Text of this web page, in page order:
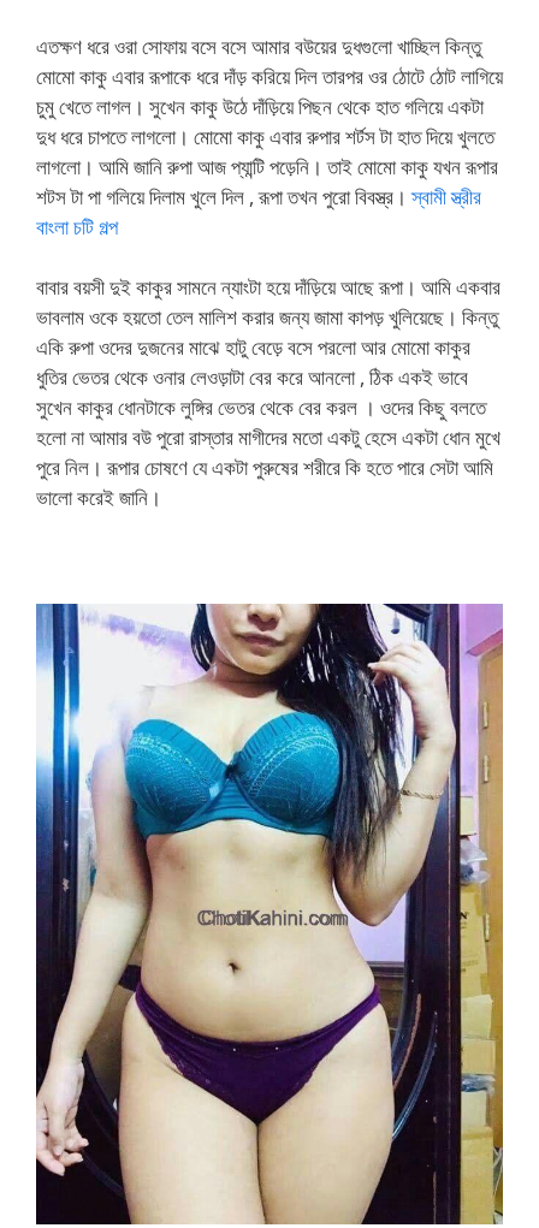
এতক্ষণ ধরে ওরা সোফায় বসে বসে আমার বউয়ের দুধগুলো খাচ্ছিল কিন্তু
মোমো কাকু এবার রূপাকে ধরে দাঁড় করিয়ে দিল তারপর ওর ঠোটে ঠোট লাগিয়ে
চুমু খেতে লাগল। সুখেন কাকু উঠে দাঁড়িয়ে পিছন থেকে হাত গলিয়ে একটা
দুধ ধরে চাপতে লাগলো। মোমো কাকু এবার রুপার শর্টস টা হাত দিয়ে খুলতে
লাগলো। আমি জানি রুপা আজ প্যান্টি পড়েনি। তাই মোমো কাকু যখন রূপার
শটস টা পা গলিয়ে দিলাম খুলে দিল , রূপা তখন পুরো বিবস্ত্র।স্বামী স্ত্রীর
বাংলা চটি গল্প
বাবার বয়সী দুই কাকুর সামনে ন্যাংটা হয়ে দাঁড়িয়ে আছে রূপা। আমি একবার
ভাবলাম ওকে হয়তো তেল মালিশ করার জন্য জামা কাপড় খুলিয়েছে। কিন্তু
একি রুপা ওদের দুজনের মাঝে হাটু বেড়ে বসে পরলো আর মোমো কাকুর
ধুতির ভেতর থেকে ওনার লেওড়াটা বের করে আনলো , ঠিক একই ভাবে
সুখেন কাকুর ধোনটাকে লুঙ্গির ভেতর থেকে বের করল । ওদের কিছু বলতে
হলো না আমার বউ পুরো রাস্তার মাগীদের মতো একটু হেসে একটা ধোন মুখে
পুরে নিল। রূপার চোষণে যে একটা পুরুষের শরীরে কি হতে পারে সেটা আমি
ভালো করেই জানি।